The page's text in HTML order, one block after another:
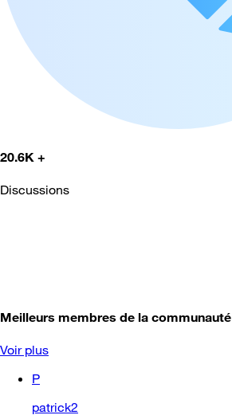
20.6K +
Discussions
Meilleurs membres de la communauté
Voir plus
P
patrick2